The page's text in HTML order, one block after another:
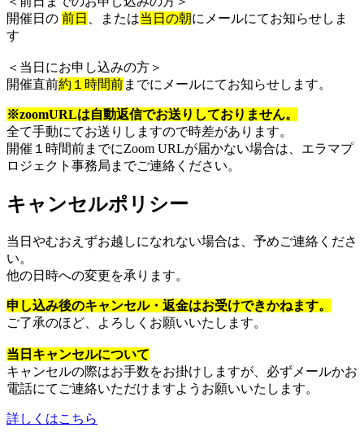
開催日の 前日 、または当日の朝にメールにてお知らせしま
す
＜当日にお申し込みの方＞
開催直前約１時間前までにメールにてお知らせします。
※zoomURLは自動返信でお送りしておりません。
全て手動にてお送りしますので時差があります。
開催１時間前までにZoom URLが届かない場合は、エラマプ
ロジェクト事務局までご連絡ください。
キャンセルポリシー
当日やむおえずお越しになれない場合は、予めご連絡くださ
い。
他の日時への変更を承ります。
申し込み後のキャンセル・返金はお受けできかねます。
ご了承のほど、よろしくお願いいたします。
当日キャンセルについて
キャンセルの際はお手数をお掛けしますが、必ずメールかお
電話にてご連絡いただけますようお願いいたします。
詳しくはこちら